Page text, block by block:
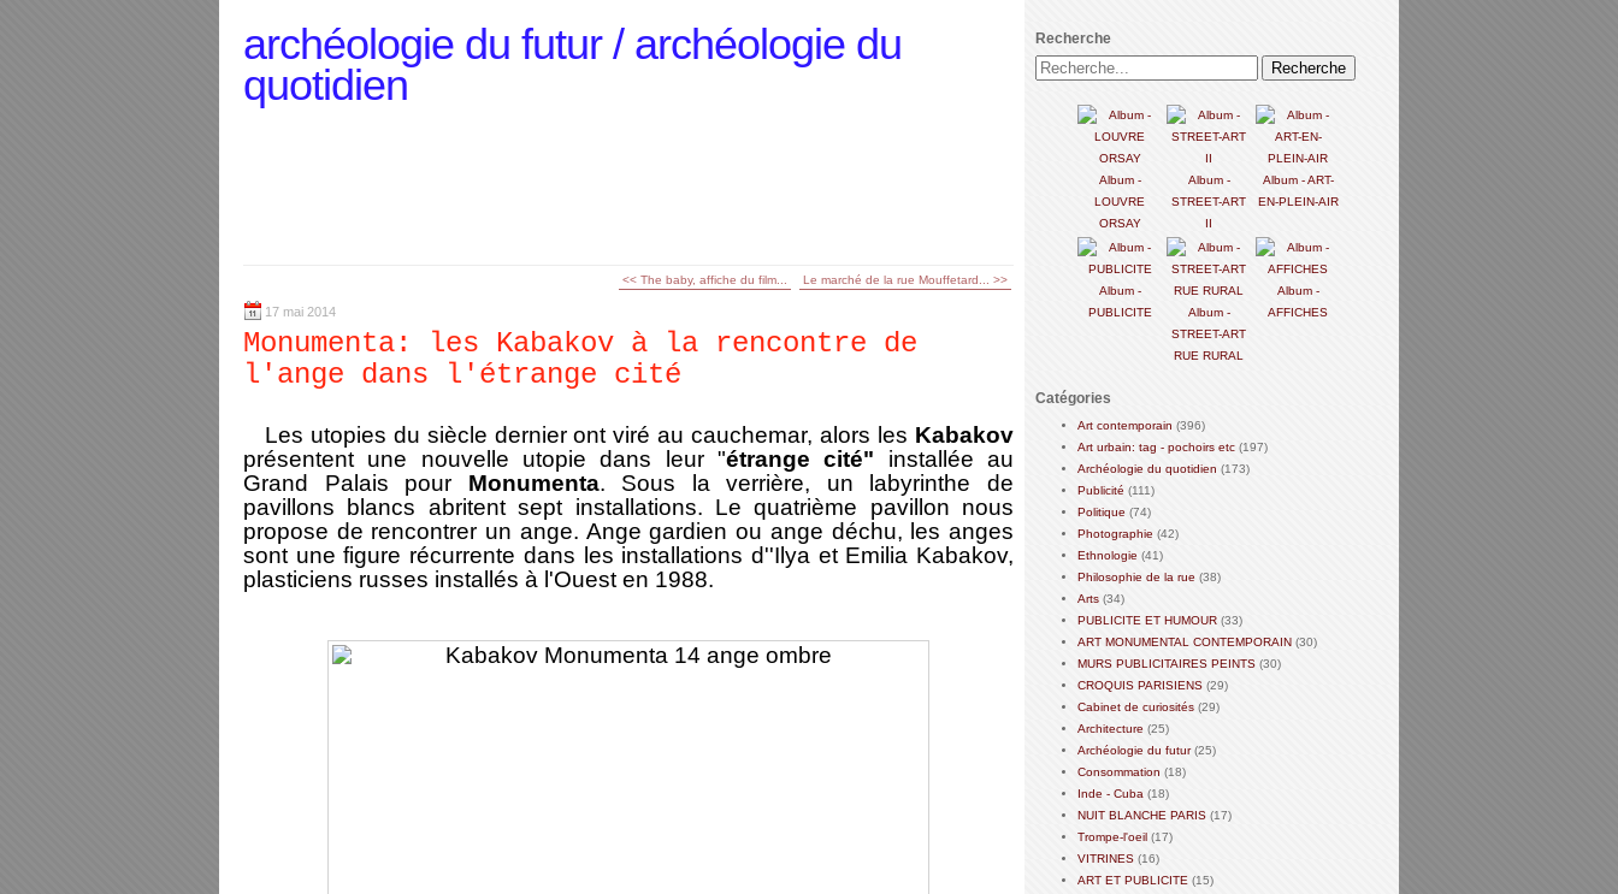
archéologie du futur / archéologie du
quotidien
<< The baby, affiche du film... Le marché de la rue Mouffetard... >>
17 mai 2014
Monumenta: les Kabakov à la rencontre de
l'ange dans l'étrange cité
Les utopies du siècle dernier ont viré au cauchemar, alors les Kabakov
présentent une nouvelle utopie dans leur "étrange cité" installée au
Grand Palais pour Monumenta. Sous la verrière, un labyrinthe de
pavillons blancs abritent sept installations. Le quatrième pavillon nous
propose de rencontrer un ange. Ange gardien ou ange déchu, les anges
sont une figure récurrente dans les installations d''Ilya et Emilia Kabakov,
plasticiens russes installés à l'Ouest en 1988.
Recherche
Album -
LOUVRE
ORSAY
Album -
STREET-ART
II
Album - ART-
EN-PLEIN-AIR
Album -
PUBLICITE
Album -
STREET-ART
RUE RURAL
Album -
AFFICHES
Catégories
Art contemporain (396)
Art urbain: tag - pochoirs etc (197)
Archéologie du quotidien (173)
Publicité (111)
Politique (74)
Photographie (42)
Ethnologie (41)
Philosophie de la rue (38)
Arts (34)
PUBLICITE ET HUMOUR (33)
ART MONUMENTAL CONTEMPORAIN (30)
MURS PUBLICITAIRES PEINTS (30)
CROQUIS PARISIENS (29)
Cabinet de curiosités (29)
Architecture (25)
Archéologie du futur(25)
Consommation (18)
Inde - Cuba (18)
NUIT BLANCHE PARIS (17)
Trompe-l'oeil (17)
VITRINES (16)
ART ET PUBLICITE (15)